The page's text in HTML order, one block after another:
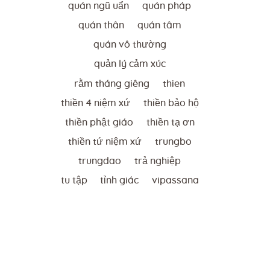
quán ngũ uẩn quán pháp
quán thân quán tâm
quán vô thường
quản lý cảm xúc
rằm tháng giêng thien
thiền 4 niệm xứ thiền bảo hộ
thiền phật giáo thiền tạ ơn
thiền tứ niệm xứ trungbo
trungdao trả nghiệp
tu tập tỉnh giác vipassana